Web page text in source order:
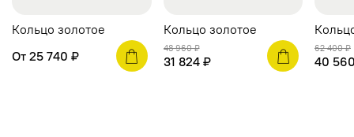
Кольцо золотое
От 25 740 ₽
Кольцо золотое
48 960 ₽
31 824 ₽
62 400 ₽
40